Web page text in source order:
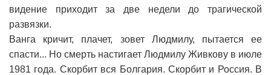
видение приходит за две недели до трагической
развязки.
Ванга кричит, плачет, зовет Людмилу, пытается ее
спасти... Но смерть настигает Людмилу Живкову в июле
1981 года. Скорбит вся Болгария. Скорбит и Россия. В